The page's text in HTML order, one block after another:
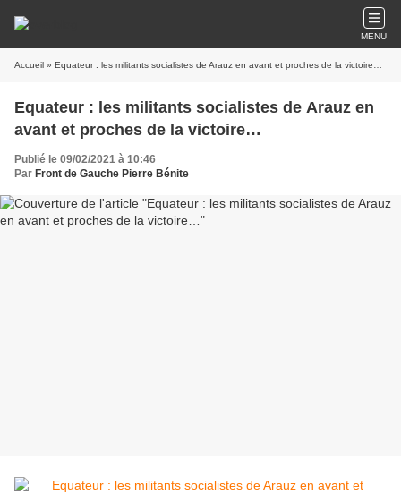
MENU
Accueil » Equateur : les militants socialistes de Arauz en avant et proches de la victoire…
Equateur : les militants socialistes de Arauz en
avant et proches de la victoire…
Publié le 09/02/2021 à 10:46
Par Front de Gauche Pierre Bénite